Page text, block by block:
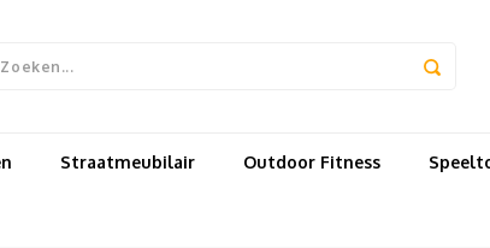
Straatmeubilair Outdoor Fitness